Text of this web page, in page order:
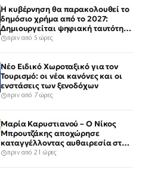
Η κυβέρνηση θα παρακολουθεί το
δημόσιο χρήμα από το 2027:
Δημιουργείται ψηφιακή ταυτότητα
για κάθε υπηρεσία
πριν από 5 ώρες
Νέο Ειδικό Χωροταξικό για τον
Τουρισμό: οι νέοι κανόνες και οι
ενστάσεις των ξενοδόχων
πριν από 7 ώρες
Μαρία Καρυστιανού – Ο Νίκος
Μπρουτζάκης αποχώρησε
καταγγέλλοντας αυθαιρεσία στη
λήψη αποφάσεων: «Ελπίδα για τη
πριν από 21 ώρες